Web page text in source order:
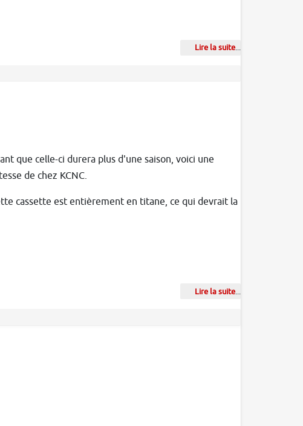
Lire la suite...
que celle-ci durera plus d'une saison, voici une
de chez KCNC.
cassette est entièrement en titane, ce qui devrait la
Lire la suite...